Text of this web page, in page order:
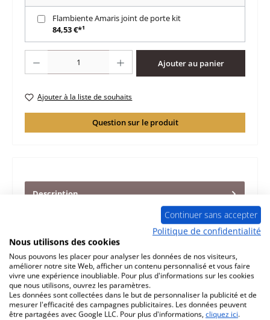
Flambiente Amaris joint de porte kit
84,53 €*¹
Ajouter au panier
Ajouter à la liste de souhaits
Question sur le produit
Description
joint d’étanchéité vitre pour le poêle Flambiente Amaris
K6903 Flambiente Amaris K6903 joint d’étanchéité vitre
Caractéristiques
Informations sur la sécurité du produit
Continuer sans accepter
Politique de confidentialité
Nous utilisons des cookies
Nous pouvons les placer pour analyser les données de nos visiteurs,
améliorer notre site Web, afficher un contenu personnalisé et vous faire
vivre une expérience inoubliable. Pour plus d'informations sur les cookies
que nous utilisons, ouvrez les paramètres.
Les données sont collectées dans le but de personnaliser la publicité et de
mesurer l'efficacité des campagnes publicitaires. Les données peuvent
être partagées avec Google LLC. Pour plus d'informations, cliquez ici.